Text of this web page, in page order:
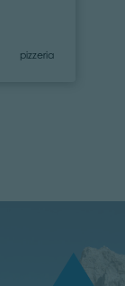
Category
pizzeria